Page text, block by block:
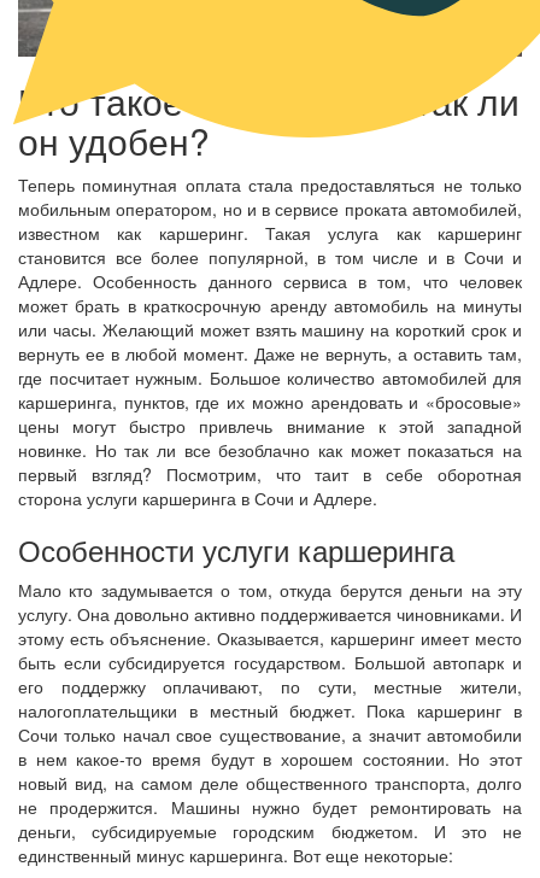
Что такое каршеринг и так ли
он удобен?
Теперь поминутная оплата стала предоставляться не только
мобильным оператором, но и в сервисе проката автомобилей,
известном как каршеринг. Такая услуга как каршеринг
становится все более популярной, в том числе и в Сочи и
Адлере. Особенность данного сервиса в том, что человек
может брать в краткосрочную аренду автомобиль на минуты
или часы. Желающий может взять машину на короткий срок и
вернуть ее в любой момент. Даже не вернуть, а оставить там,
где посчитает нужным. Большое количество автомобилей для
каршеринга, пунктов, где их можно арендовать и «бросовые»
цены могут быстро привлечь внимание к этой западной
новинке. Но так ли все безоблачно как может показаться на
первый взгляд? Посмотрим, что таит в себе оборотная
сторона услуги каршеринга в Сочи и Адлере.
Особенности услуги каршеринга
Мало кто задумывается о том, откуда берутся деньги на эту
услугу. Она довольно активно поддерживается чиновниками. И
этому есть объяснение. Оказывается, каршеринг имеет место
быть если субсидируется государством. Большой автопарк и
его поддержку оплачивают, по сути, местные жители,
налогоплательщики в местный бюджет. Пока каршеринг в
Сочи только начал свое существование, а значит автомобили
в нем какое-то время будут в хорошем состоянии. Но этот
новый вид, на самом деле общественного транспорта, долго
не продержится. Машины нужно будет ремонтировать на
деньги, субсидируемые городским бюджетом. И это не
единственный минус каршеринга. Вот еще некоторые: